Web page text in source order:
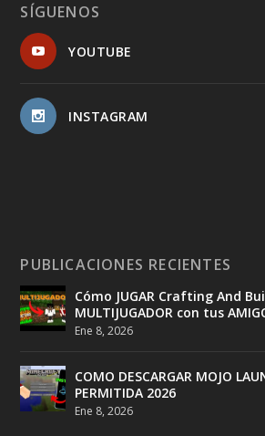
SÍGUENOS
YOUTUBE
INSTAGRAM
PUBLICACIONES RECIENTES
Cómo JUGAR Crafting And
MULTIJUGADOR con tus
Ene 8, 2026
COMO DESCARGAR MOJO
PERMITIDA 2026
Ene 8, 2026